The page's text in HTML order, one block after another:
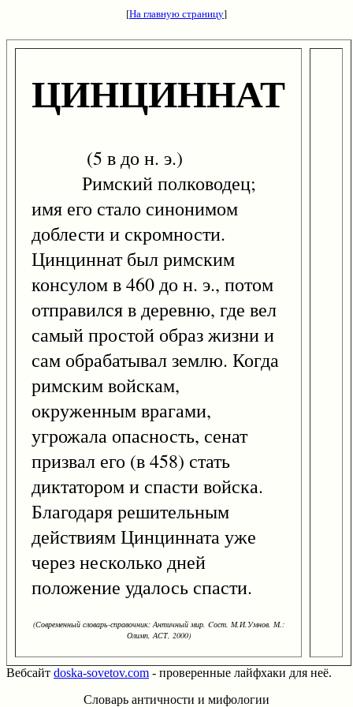
[На главную страницу]
ЦИНЦИННАТ
(5 в до н. э.)
Римский полководец;
имя его стало синонимом
доблести и скромности.
Цинциннат был римским
консулом в 460 до н. э., потом
отправился в деревню, где вел
самый простой образ жизни и
сам обрабатывал землю. Когда
римским войскам,
окруженным врагами,
угрожала опасность, сенат
призвал его (в 458) стать
диктатором и спасти войска.
Благодаря решительным
действиям Цинцинната уже
через несколько дней
положение удалось спасти.
(Современный словарь-справочник: Античный мир. Cост. М.И.Умнов. М.:
Олимп, АСТ, 2000)
Вебсайт doska-sovetov.com - проверенные лайфхаки для неё.
Словарь античности и мифологии